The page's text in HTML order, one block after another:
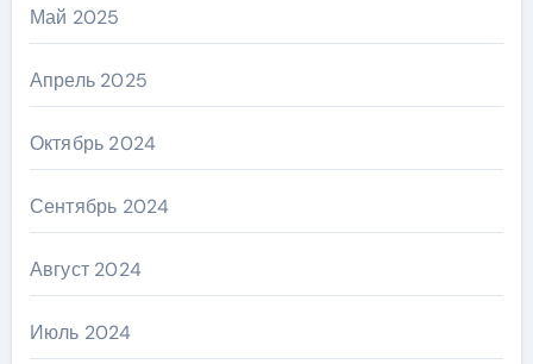
Май 2025
Апрель 2025
Октябрь 2024
Сентябрь 2024
Август 2024
Июль 2024